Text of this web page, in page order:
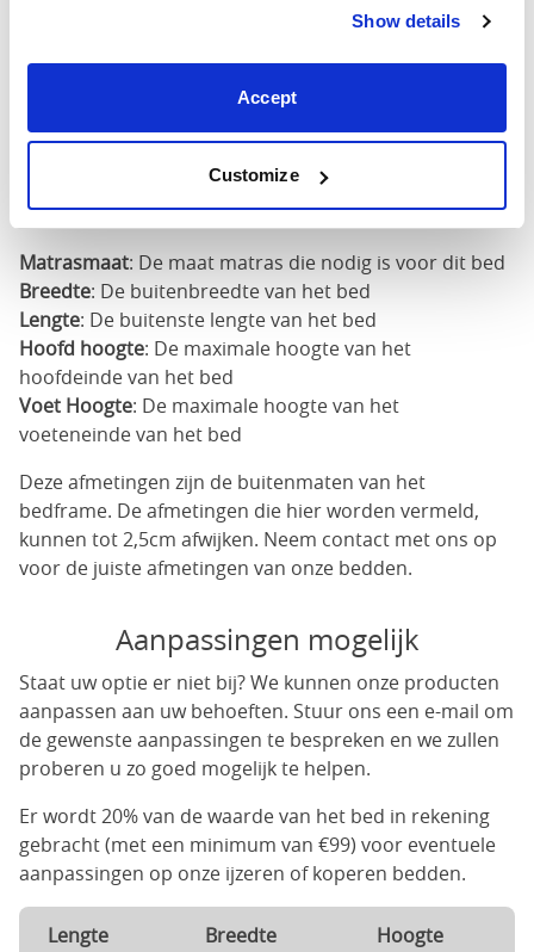
Show details
Accept
Customize
180cm
87"
Matrasmaat: De maat matras die nodig is voor dit bed
Breedte: De buitenbreedte van het bed
Lengte: De buitenste lengte van het bed
Hoofd hoogte: De maximale hoogte van het
hoofdeinde van het bed
Voet Hoogte: De maximale hoogte van het
voeteneinde van het bed
Deze afmetingen zijn de buitenmaten van het
bedframe. De afmetingen die hier worden vermeld,
kunnen tot 2,5cm afwijken. Neem contact met ons op
voor de juiste afmetingen van onze bedden.
Aanpassingen mogelijk
Staat uw optie er niet bij? We kunnen onze producten
aanpassen aan uw behoeften. Stuur ons een e-mail om
de gewenste aanpassingen te bespreken en we zullen
proberen u zo goed mogelijk te helpen.
Er wordt 20% van de waarde van het bed in rekening
gebracht (met een minimum van €99) voor eventuele
aanpassingen op onze ijzeren of koperen bedden.
Lengte Breedte Hoogte